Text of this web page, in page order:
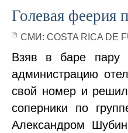
Голевая феерия
СМИ: COSTA RICA DE
Взяв в баре пару
администрацию
свой номер и
соперники по
Александром